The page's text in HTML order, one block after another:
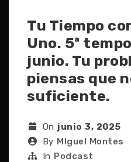
Tu Tiempo
Uno. 5ª
junio. Tu
piensas que
suficiente.
On junio 3, 2025
By MIguel Montes
In Podcast